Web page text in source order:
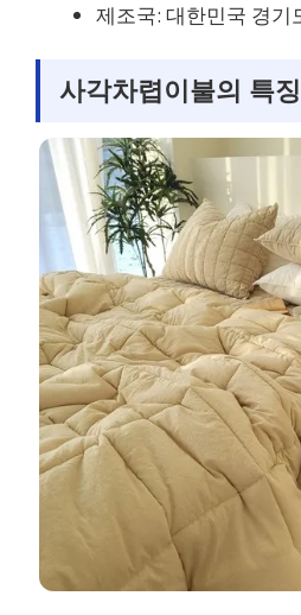
제조국: 대한민국 경기
사각차렵이불의 특징